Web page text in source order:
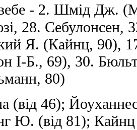
- 2. Шмід Дж.
28. Себулонсен,
Я. (Кайнц, 90),
І-Б., 69), 30.
80)
(від 46);
Ю. (від 81); Кайнц